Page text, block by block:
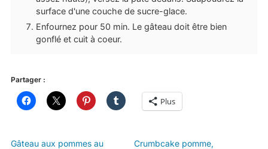
surface d'une couche de sucre-glace.
Enfournez pour 50 min. Le gâteau doit être bien
gonflé et cuit à coeur.
Partager :
Plus
Gâteau aux pommes au
Crumbcake pomme,